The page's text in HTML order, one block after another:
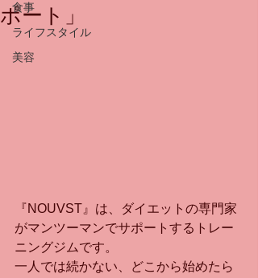
食事
ライフスタイル
美容
ポート」
『NOUVST』は、ダイエットの専門家
がマンツーマンでサポートするトレー
ニングジムです。
一人では続かない、どこから始めたら